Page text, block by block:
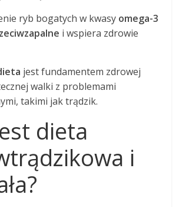
ryb bogatych w kwasy omega-3
i wspiera zdrowie
jest fundamentem zdrowej
walki z problemami
takimi jak trądzik.
dieta
i